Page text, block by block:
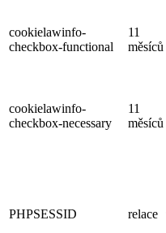
cookielawinfo-
checkbox-functional
11
měsíců
cookielawinfo-
checkbox-necessary
11
měsíců
PHPSESSID relace